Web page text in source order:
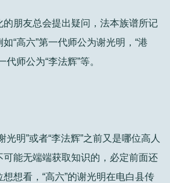
朋友总会提出疑问，法本族谱所记
“高六”第一代师公为谢光明，“港
师公为“李法辉”等。
光明”或者“李法辉”之前又是哪位高人
能无端端获取知识的，必定前面还
想看，“高六”的谢光明在电白县传